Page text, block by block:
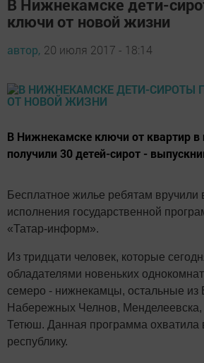
В Нижнекамске дети-
ключи от новой жизни
автор, 20 июля 2017 - 18:14
В Нижнекамске ключи от квартир
получили 30 детей-сирот -
Бесплатное жилье ребятам вручили
исполнения государственной
«Татар-информ».
Из тридцати человек, которые
обладателями новеньких
семеро - нижнекамцы, остальные из
Набережных Челнов, Менделеевска,
Тетюш. Данная программа охватила
республику.